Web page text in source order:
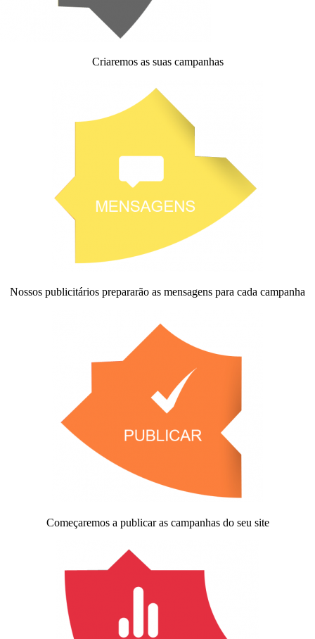
Criaremos as suas campanhas
Nossos publicitários prepararão as mensagens para cada campanha
Começaremos a publicar as campanhas do seu site